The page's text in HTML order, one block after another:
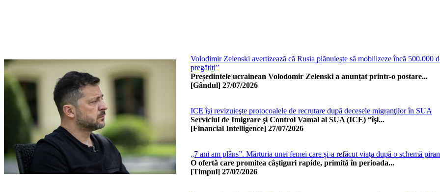
Volodimir Zelenski avertizează că Rusia plănuiește să mobilizeze încă 500.000
pregătiți”
Președintele ucrainean Volodomir Zelenski a anunțat printr-o postare...
[Gândul] 27/07/2026
ICE îşi revizuieşte protocoalele de recrutare după decesele migranţilor în SUA
Serviciul de Imigrare şi Control Vamal al SUA (ICE) “îşi...
[Financial Intelligence] 27/07/2026
„7 ani am plâns”. Mărturia unei femei care și-a refăcut viața după o schemă
O ofertă care promitea câștiguri rapide, primită în perioada...
[Timpul] 27/07/2026